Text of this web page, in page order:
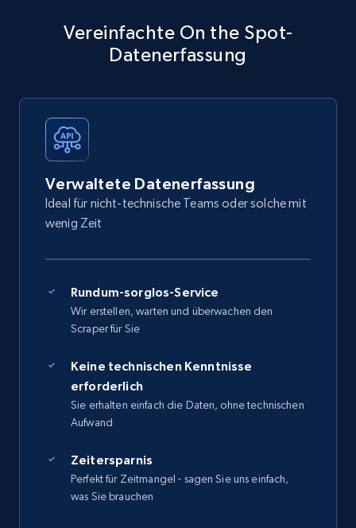
Vereinfachte On the Spot-
Datenerfassung
Verwaltete Datenerfassung
Ideal für nicht-technische Teams oder solche mit
wenig Zeit
Rundum-sorglos-Service
Wir erstellen, warten und überwachen den
Scraper für Sie
Keine technischen Kenntnisse
erforderlich
Sie erhalten einfach die Daten, ohne technischen
Aufwand
Zeitersparnis
Perfekt für Zeitmangel - sagen Sie uns einfach,
was Sie brauchen